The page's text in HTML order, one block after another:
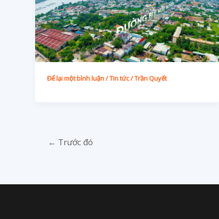
Để lại một bình luận/Tin tức/Trần Quyết
← Trước đó